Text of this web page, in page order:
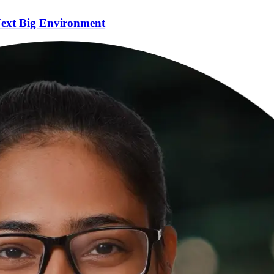
Big Environment